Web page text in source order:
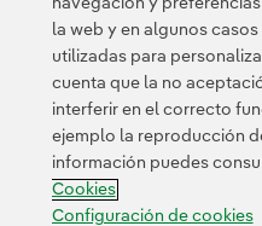
navegación y
la web y en algunos
utilizadas para
cuenta que la no
interferir en el correcto
ejemplo la reproducción
información puedes
Cookies
Configuración de cookies